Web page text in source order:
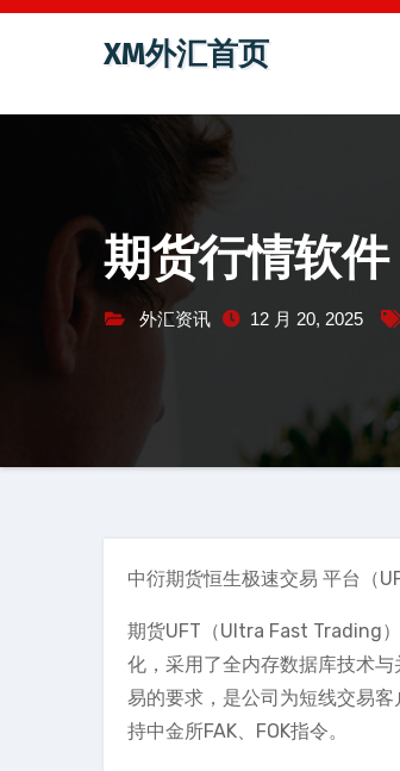
跳
容
XM外汇首页
期货行情软件
外汇资讯 12 月 20, 2025
中衍期货恒生极速交易 平台（
期货UFT（Ultra Fast Trading
化，采用了全内存数据库技术
易的要求，是公司为短线交易
持中金所FAK、FOK指令。